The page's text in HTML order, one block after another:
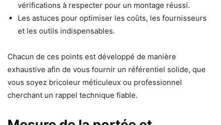
vérifications à respecter pour un montage réussi.
Les astuces pour optimiser les coûts, les fournisseurs
et les outils indispensables.
Chacun de ces points est développé de manière
exhaustive afin de vous fournir un référentiel solide, que
vous soyez bricoleur méticuleux ou professionnel
cherchant un rappel technique fiable.